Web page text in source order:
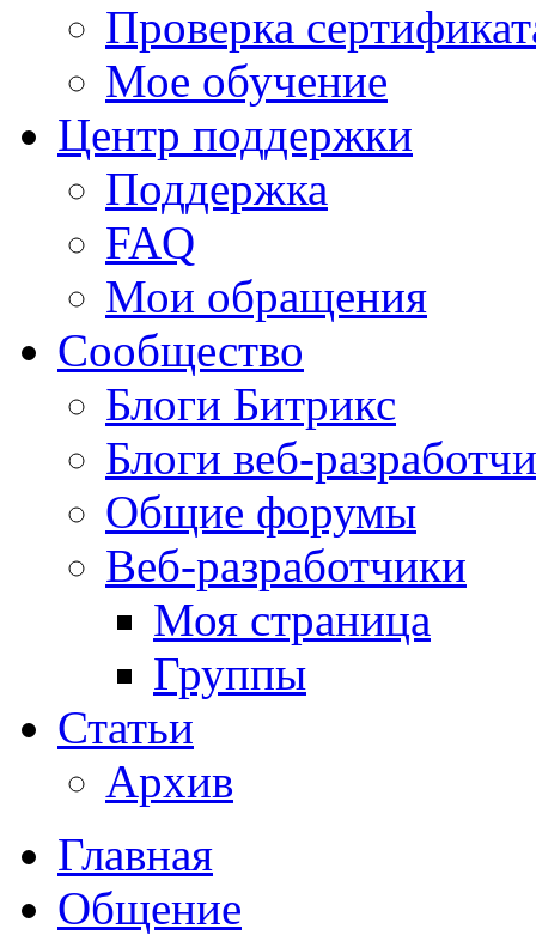
Проверка
Мое обучение
Центр поддержки
Поддержка
FAQ
Мои обращения
Сообщество
Блоги Битрикс
Блоги веб-
Общие форумы
Веб-разработчики
Моя страница
Группы
Статьи
Архив
Главная
Общение